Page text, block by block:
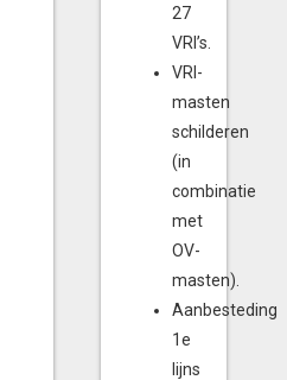
27
VRI’s.
VRI-
masten
schilderen
(in
combinatie
met
OV-
masten).
Aanbesteding
1e
lijns